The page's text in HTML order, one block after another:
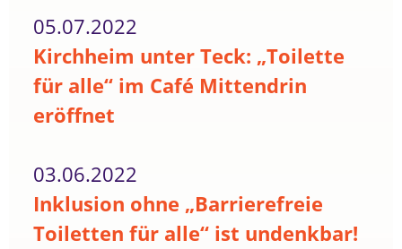
05.07.2022
Kirchheim unter Teck: „Toilette
für alle“ im Café Mittendrin
eröffnet
03.06.2022
Inklusion ohne „Barrierefreie
Toiletten für alle“ ist undenkbar!